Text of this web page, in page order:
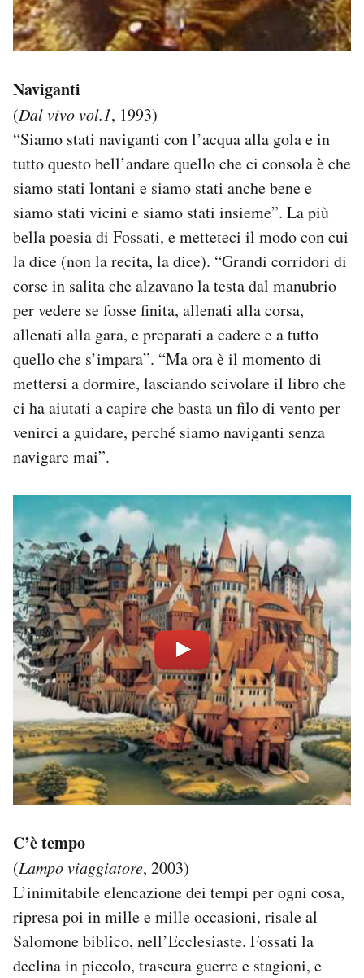
Naviganti
(Dal vivo vol.1, 1993)
“Siamo stati naviganti con l’acqua alla gola e in
tutto questo bell’andare quello che ci consola è che
siamo stati lontani e siamo stati anche bene e
siamo stati vicini e siamo stati insieme”. La più
bella poesia di Fossati, e metteteci il modo con cui
la dice (non la recita, la dice). “Grandi corridori di
corse in salita che alzavano la testa dal manubrio
per vedere se fosse finita, allenati alla corsa,
allenati alla gara, e preparati a cadere e a tutto
quello che s’impara”. “Ma ora è il momento di
mettersi a dormire, lasciando scivolare il libro che
ci ha aiutati a capire che basta un filo di vento per
venirci a guidare, perché siamo naviganti senza
navigare mai”.
C’è tempo
(Lampo viaggiatore, 2003)
L’inimitabile elencazione dei tempi per ogni cosa,
ripresa poi in mille e mille occasioni, risale al
Salomone biblico, nell’Ecclesiaste. Fossati la
declina in piccolo, trascura guerre e stagioni, e